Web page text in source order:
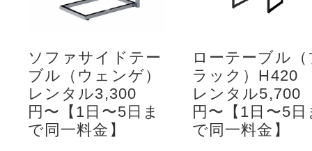
ソファサイドテー
ブル（ウェンゲ）
レンタル3,300
円〜【1日〜5日ま
で同一料金】
ローテーブル（
ラック）H420
レンタル5,700
円〜【1日〜5日
で同一料金】